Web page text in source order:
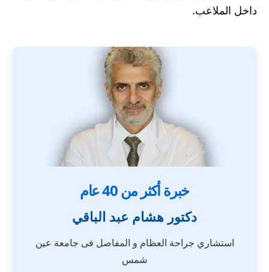
داخل الملاعب.
خبرة أكثر من 40 عام
دكتور هشام عبد الباقي
استشاري جراحة العظام و المفاصل فى جامعة عين
شمس